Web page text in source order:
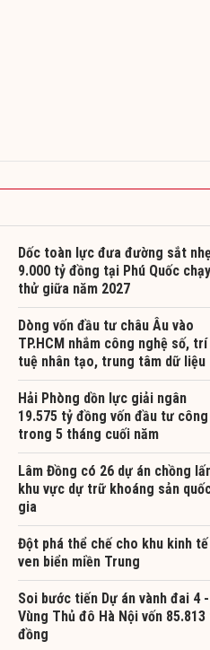
Dốc toàn lực đưa đường sắt
9.000 tỷ đồng tại Phú Quốc chạy
thử giữa năm 2027
Dòng vốn đầu tư châu Âu vào
TP.HCM nhắm công nghệ số, trí
tuệ nhân tạo, trung tâm dữ liệu
Hải Phòng dồn lực giải ngân
19.575 tỷ đồng vốn đầu tư công
trong 5 tháng cuối năm
Lâm Đồng có 26 dự án chồng
khu vực dự trữ khoáng sản
gia
Đột phá thể chế cho khu kinh tế
ven biển miền Trung
Soi bước tiến Dự án vành đai 4 -
Vùng Thủ đô Hà Nội vốn 85.813
đồng